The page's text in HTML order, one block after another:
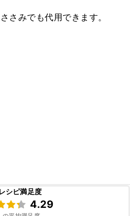
さみでも代用できます。
レシピ満足度
4.29